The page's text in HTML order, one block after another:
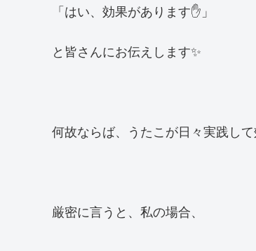
「はい、効果があります✋」
と皆さんにお伝えします✨
何故ならば、うたこが日々実践し
厳密に言うと、私の場合、